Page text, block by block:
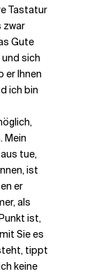
Tastatur
zwar
Gute
sich
er Ihnen
ich bin
Mein
tue,
ist
er
als
ist,
Sie es
tippt
keine